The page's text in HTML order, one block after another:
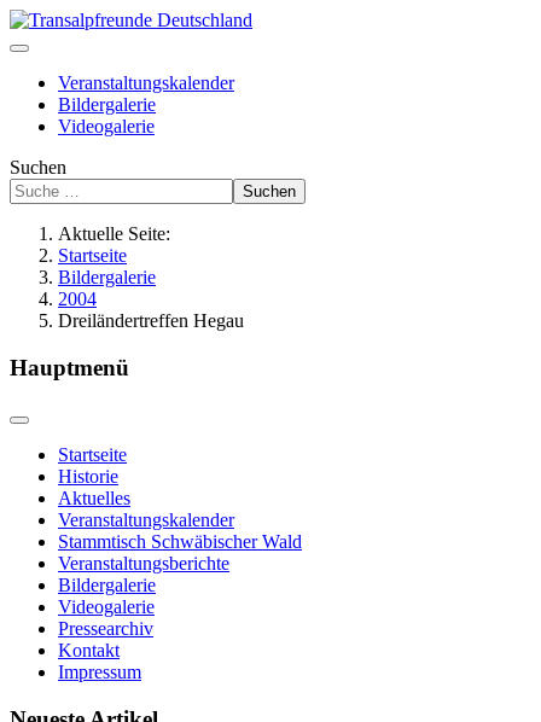
Veranstaltungskalender
Bildergalerie
Videogalerie
Suchen
Suchen
Aktuelle Seite:
Startseite
Bildergalerie
2004
Dreiländertreffen Hegau
Hauptmenü
Startseite
Historie
Aktuelles
Veranstaltungskalender
Stammtisch Schwäbischer Wald
Veranstaltungsberichte
Bildergalerie
Videogalerie
Pressearchiv
Kontakt
Impressum